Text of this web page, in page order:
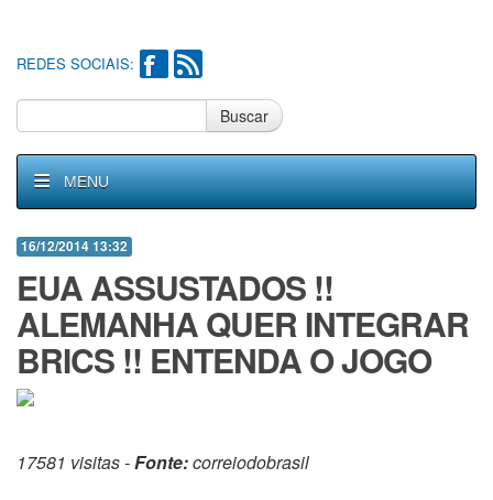
REDES SOCIAIS:
Buscar
MENU
16/12/2014 13:32
EUA ASSUSTADOS !!
ALEMANHA QUER INTEGRAR
BRICS !! ENTENDA O JOGO
17581 visitas -Fonte:correiodobrasil